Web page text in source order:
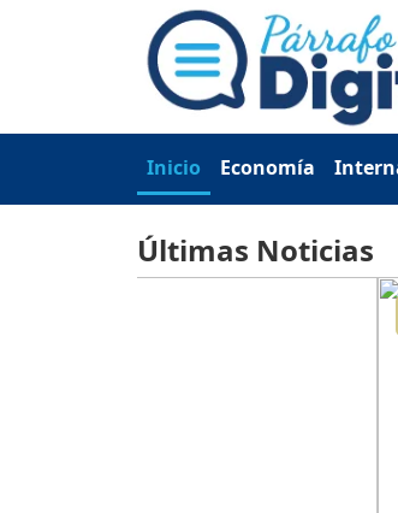
Inicio Economía
Últimas Noticias